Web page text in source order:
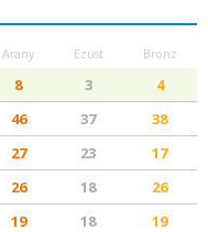
Arany Ezüst Bronz
8 3
4
46 37
38
27 23
17
26 18
26
19 18
19